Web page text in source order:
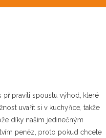
připravili spoustu výhod, které
uvařit si v kuchyňce, takže
díky našim jedinečným
peněz, proto pokud chcete